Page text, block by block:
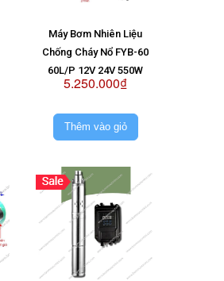
Máy Bơm Nhiên Liệu
Chống Cháy Nổ FYB-60
60L/P 12V 24V 550W
5.250.000₫
Thêm vào giỏ